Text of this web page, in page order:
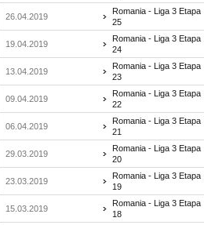
26.04.2019
Romania - Liga 3 Etapa
25
19.04.2019
Romania - Liga 3 Etapa
24
13.04.2019
Romania - Liga 3 Etapa
23
09.04.2019
Romania - Liga 3 Etapa
22
06.04.2019
Romania - Liga 3 Etapa
21
29.03.2019
Romania - Liga 3 Etapa
20
23.03.2019
Romania - Liga 3 Etapa
19
15.03.2019
Romania - Liga 3 Etapa
18